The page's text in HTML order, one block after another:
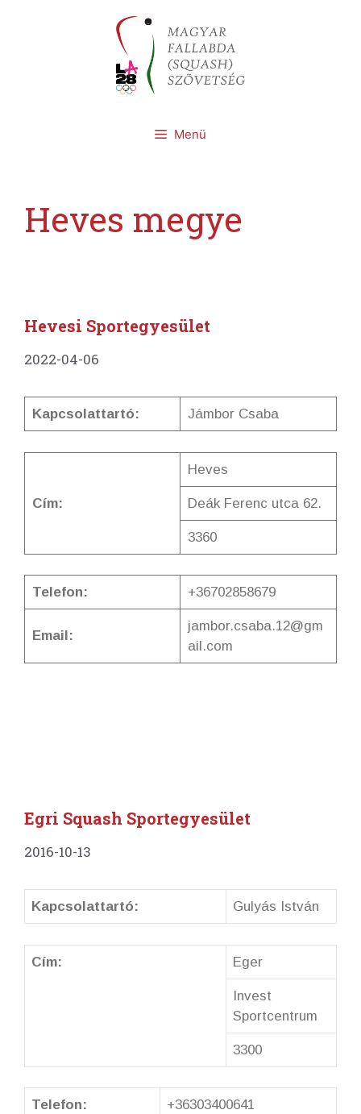
Menü
Heves megye
Hevesi Sportegyesület
2022-04-06
Kapcsolattartó: Jámbor Csaba
Cím:
Heves
Deák Ferenc utca 62.
3360
Telefon: +36702858679
Email:
jambor.csaba.12@gm
ail.com
Egri Squash Sportegyesület
2016-10-13
Kapcsolattartó: Gulyás István
Cím: Eger
Invest
Sportcentrum
3300
Telefon: +36303400641